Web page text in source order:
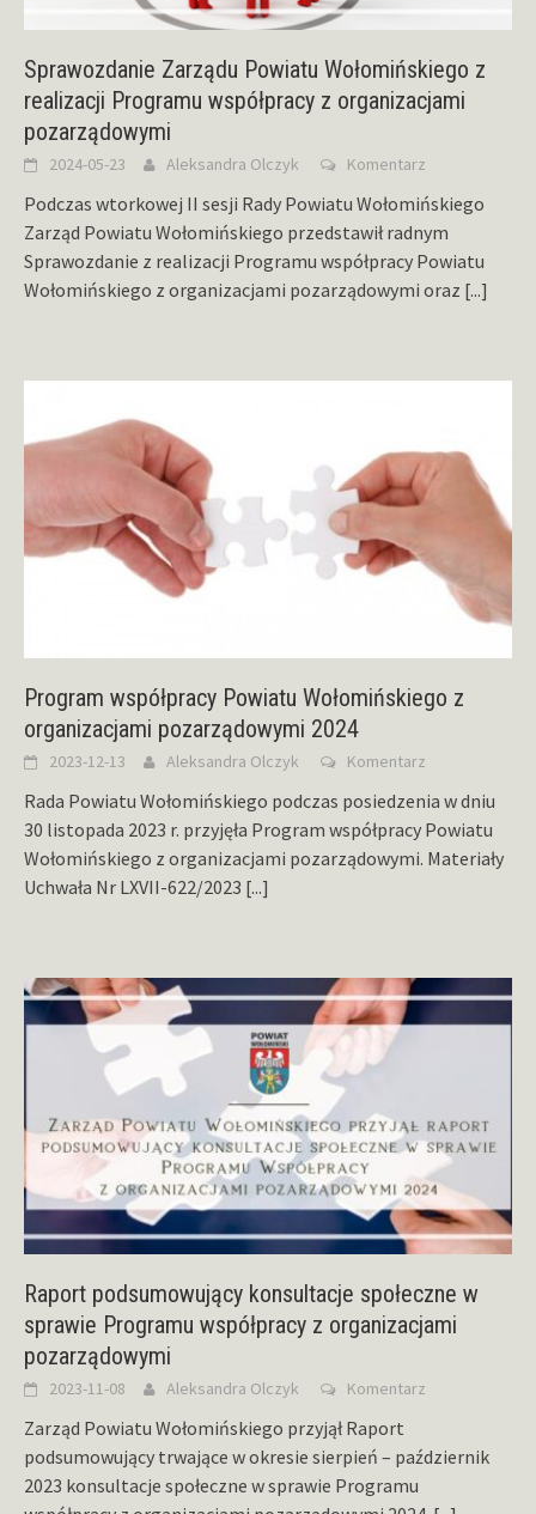
Sprawozdanie Zarządu Powiatu Wołomińskiego z
realizacji Programu współpracy z organizacjami
pozarządowymi
2024-05-23 Aleksandra Olczyk Komentarz
Podczas wtorkowej II sesji Rady Powiatu Wołomińskiego
Zarząd Powiatu Wołomińskiego przedstawił radnym
Sprawozdanie z realizacji Programu współpracy Powiatu
Wołomińskiego z organizacjami pozarządowymi oraz [...]
Program współpracy Powiatu Wołomińskiego z
organizacjami pozarządowymi 2024
2023-12-13 Aleksandra Olczyk Komentarz
Rada Powiatu Wołomińskiego podczas posiedzenia w dniu
30 listopada 2023 r. przyjęła Program współpracy Powiatu
Wołomińskiego z organizacjami pozarządowymi. Materiały
Uchwała Nr LXVII-622/2023 [...]
Raport podsumowujący konsultacje społeczne w
sprawie Programu współpracy z organizacjami
pozarządowymi
2023-11-08 Aleksandra Olczyk Komentarz
Zarząd Powiatu Wołomińskiego przyjął Raport
podsumowujący trwające w okresie sierpień – październik
2023 konsultacje społeczne w sprawie Programu